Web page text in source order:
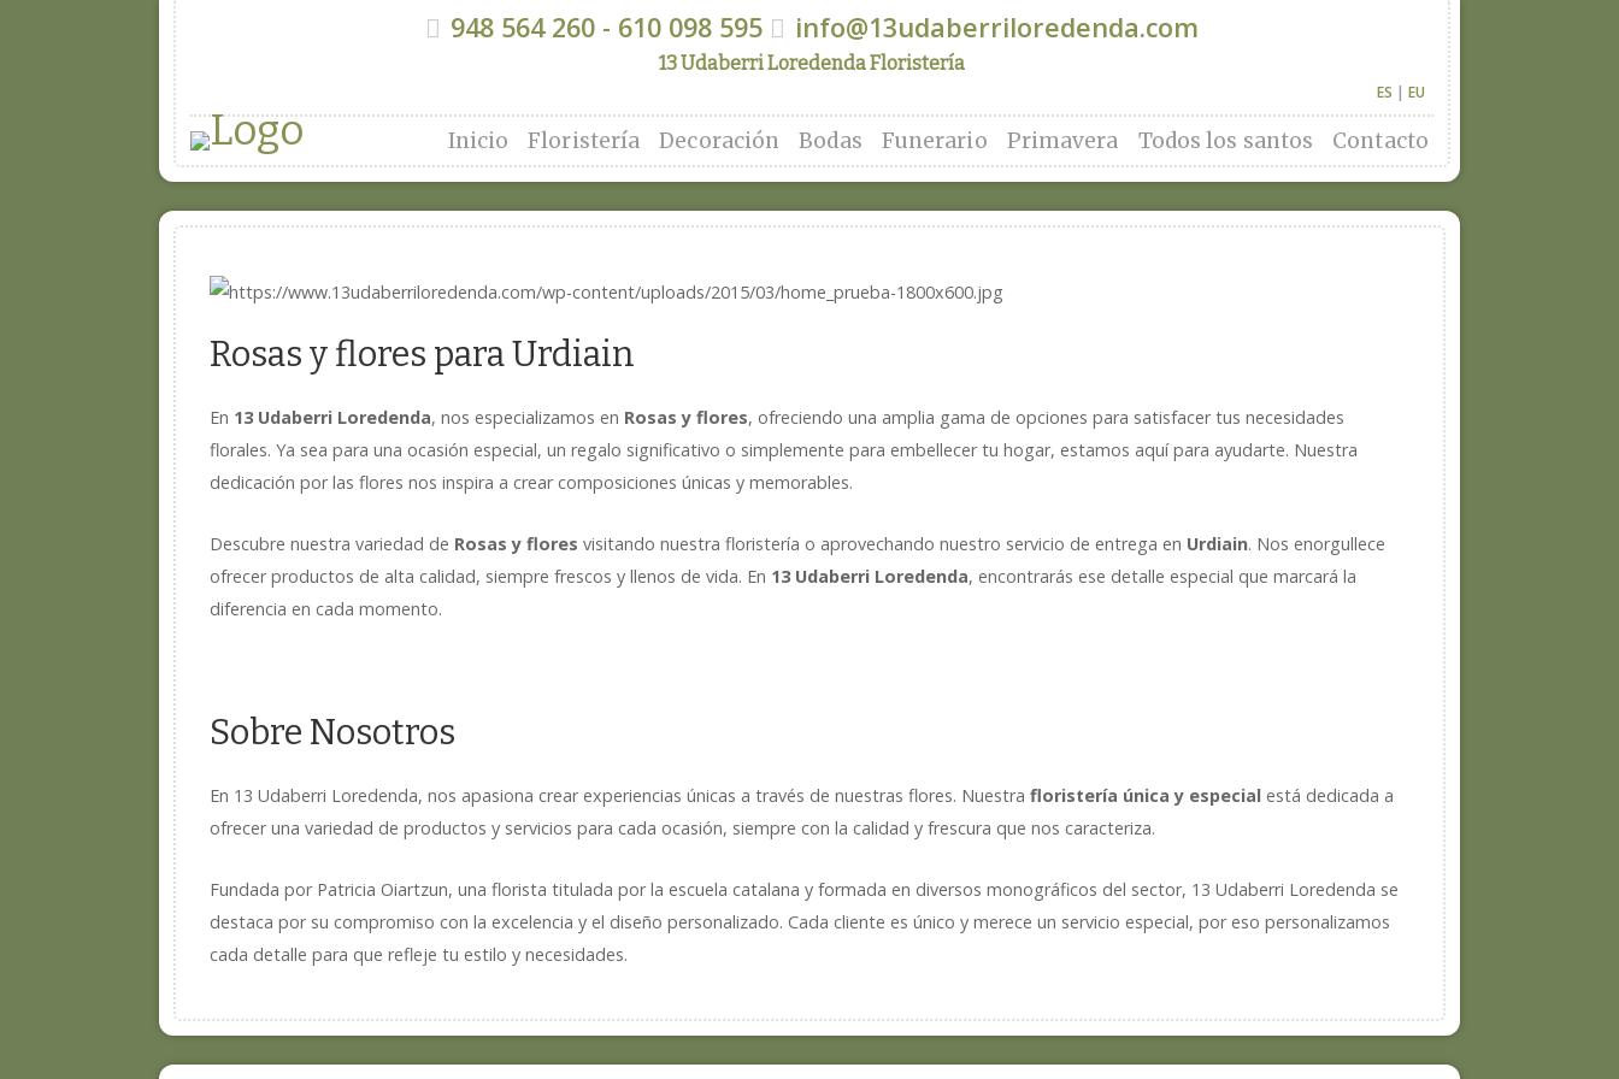
948 564 260 - 610 098 595 info@13udaberriloredenda.com
13 Udaberri Loredenda Floristería
ES | EU
Inicio Floristería Decoración Bodas Funerario Primavera Todos los santos Contacto
Rosas y flores para Urdiain
En 13 Udaberri Loredenda, nos especializamos en Rosas y flores, ofreciendo una amplia gama de opciones para satisfacer tus necesidades
florales. Ya sea para una ocasión especial, un regalo significativo o simplemente para embellecer tu hogar, estamos aquí para ayudarte. Nuestra
dedicación por las flores nos inspira a crear composiciones únicas y memorables.
Descubre nuestra variedad de Rosas y flores visitando nuestra floristería o aprovechando nuestro servicio de entrega en Urdiain. Nos enorgullece
ofrecer productos de alta calidad, siempre frescos y llenos de vida. En 13 Udaberri Loredenda, encontrarás ese detalle especial que marcará la
diferencia en cada momento.
Sobre Nosotros
En 13 Udaberri Loredenda, nos apasiona crear experiencias únicas a través de nuestras flores. Nuestra floristería única y especial está dedicada a
ofrecer una variedad de productos y servicios para cada ocasión, siempre con la calidad y frescura que nos caracteriza.
Fundada por Patricia Oiartzun, una florista titulada por la escuela catalana y formada en diversos monográficos del sector, 13 Udaberri Loredenda se
destaca por su compromiso con la excelencia y el diseño personalizado. Cada cliente es único y merece un servicio especial, por eso personalizamos
cada detalle para que refleje tu estilo y necesidades.